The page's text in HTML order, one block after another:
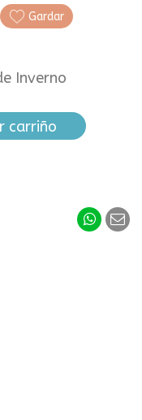
Gardar
Inverno
carriño